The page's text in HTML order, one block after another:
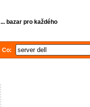
... bazar pro každého
Co: